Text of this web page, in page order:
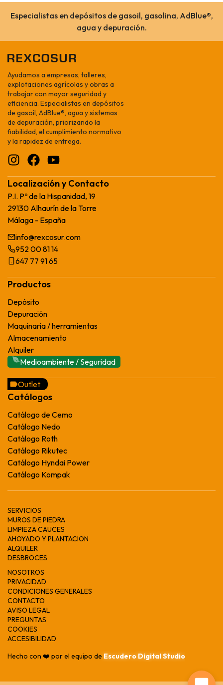
Especialistas en depósitos de gasoil, gasolina, AdBlue®,
agua y depuración.
Ayudamos a empresas, talleres,
explotaciones agrícolas y obras a
trabajar con mayor seguridad y
eficiencia. Especialistas en depósitos
de gasoil, AdBlue®, agua y sistemas
de depuración, priorizando la
fiabilidad, el cumplimiento normativo
y la rapidez de entrega.
Localización y Contacto
P.I. Pº de la Hispanidad, 19
29130 Alhaurín de la Torre
Málaga - España
info@rexcosur.com
952 00 81 14
647 77 91 65
Productos
Depósito
Depuración
Maquinaria / herramientas
Almacenamiento
Alquiler
Medioambiente / Seguridad
Outlet
Catálogos
Catálogo de Cemo
Catálogo Nedo
Catálogo Roth
Catálogo Rikutec
Catálogo Hyndai Power
Catálogo Kompak
SERVICIOS
MUROS DE PIEDRA
LIMPIEZA CAUCES
AHOYADO Y PLANTACION
ALQUILER
DESBROCES
NOSOTROS
PRIVACIDAD
CONDICIONES GENERALES
CONTACTO
AVISO LEGAL
PREGUNTAS
COOKIES
ACCESIBILIDAD
Hecho con ❤️ por el equipo de Escudero Digital Studio